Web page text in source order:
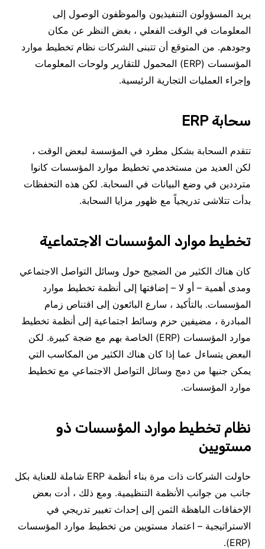
يريد المسؤولون التنفيذيون والموظفون الوصول إلى
المعلومات في الوقت الفعلي ، بغض النظر عن مكان
وجودهم. من المتوقع أن تتبنى الشركات نظام تخطيط موارد
المؤسسات (ERP) المحمول للتقارير ولوحات المعلومات
وإجراء العمليات التجارية الرئيسية.
سحابة ERP
تتقدم السحابة بشكل مطرد في المؤسسة لبعض الوقت ،
لكن العديد من مستخدمي تخطيط موارد المؤسسات كانوا
مترددين في وضع البيانات في السحابة. لكن هذه التحفظات
بدأت تتلاشى تدريجياً مع ظهور مزايا السحابة.
تخطيط موارد المؤسسات الاجتماعية
كان هناك الكثير من الضجيج حول وسائل التواصل الاجتماعي
ومدى أهمية – أو لا – إضافتها إلى أنظمة تخطيط موارد
المؤسسات. بالتأكيد ، سارع البائعون إلى اقتناص زمام
المبادرة ، مضيفين حزم وسائط اجتماعية إلى أنظمة تخطيط
موارد المؤسسات (ERP) الخاصة بهم مع ضجة كبيرة. لكن
البعض يتساءل عما إذا كان هناك الكثير من المكاسب التي
يمكن جنيها من دمج وسائل التواصل الاجتماعي مع تخطيط
موارد المؤسسات.
نظام تخطيط موارد المؤسسات ذو
مستويين
حاولت الشركات ذات مرة بناء أنظمة ERP شاملة للعناية بكل
جانب من جوانب الأنظمة التنظيمية. ومع ذلك ، أدت بعض
الإخفاقات الباهظة الثمن إلى إحداث تغيير تدريجي في
الاستراتيجية – اعتماد مستويين من تخطيط موارد المؤسسات
(ERP).